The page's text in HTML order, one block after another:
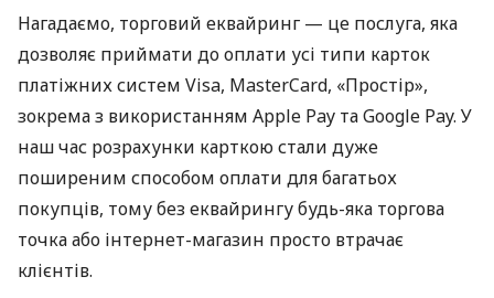
Нагадаємо, торговий еквайринг — це послуга, яка
дозволяє приймати до оплати усі типи карток
платіжних систем Visa, MasterCard, «Простір»,
зокрема з використанням Apple Pay та Google Pay. У
наш час розрахунки карткою стали дуже
поширеним способом оплати для багатьох
покупців, тому без еквайрингу будь-яка торгова
точка або інтернет-магазин просто втрачає
клієнтів.